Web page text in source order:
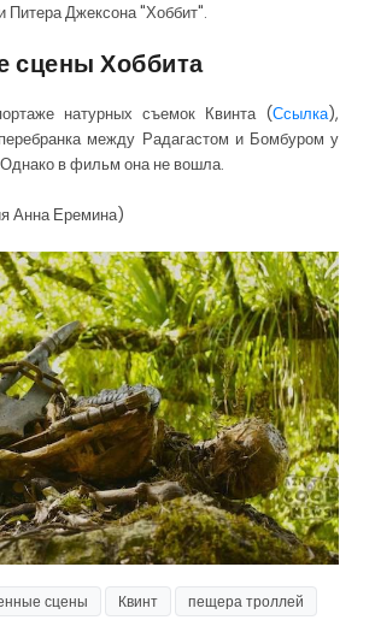
Питера Джексона "Хоббит".
сцены Хоббита
натурных съемок Квинта (Ссылка),
между Радагастом и Бомбуром у
в фильм она не вошла.
Анна Еремина)
сцены Квинт пещера троллей